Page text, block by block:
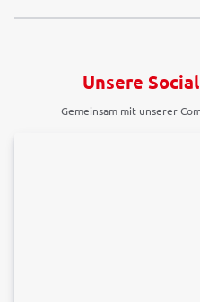
Unsere
Gemeinsam mit unserer